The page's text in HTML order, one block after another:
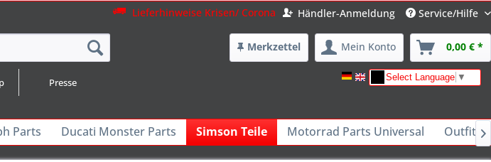
Lieferhinweise Krisen/ Corona Händler-Anmeldung Service/Hilfe
Presse
Merkzettel Mein Konto 0,00 € *
Select Language ▼
Parts Ducati Monster Parts Simson Teile Motorrad Parts Universal Outfits -
